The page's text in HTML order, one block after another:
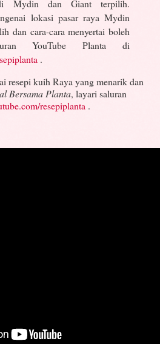
Mydin dan Giant terpilih.
lokasi pasar raya Mydin
dan cara-cara menyertai boleh
YouTube Planta di
.
resepi kuih Raya yang menarik dan
Bersama Planta, layari saluran
resepiplanta .